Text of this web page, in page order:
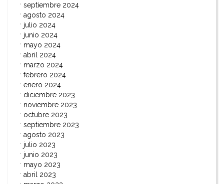
septiembre 2024
agosto 2024
julio 2024
junio 2024
mayo 2024
abril 2024
marzo 2024
febrero 2024
enero 2024
diciembre 2023
noviembre 2023
octubre 2023
septiembre 2023
agosto 2023
julio 2023
junio 2023
mayo 2023
abril 2023